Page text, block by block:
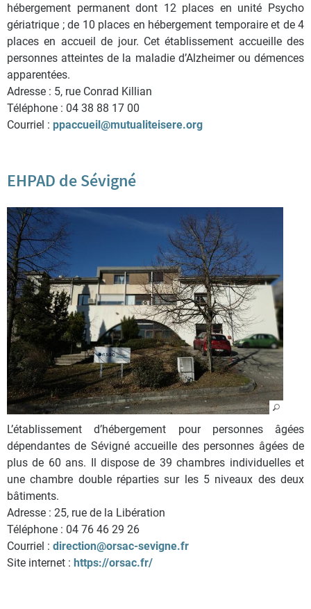
hébergement permanent dont 12 places en unité Psycho
gériatrique ; de 10 places en hébergement temporaire et de 4
places en accueil de jour. Cet établissement accueille des
personnes atteintes de la maladie d’Alzheimer ou démences
apparentées.
Adresse : 5, rue Conrad Killian
Téléphone : 04 38 88 17 00
Courriel : ppaccueil@mutualiteisere.org
EHPAD de Sévigné
L’établissement d’hébergement pour personnes âgées
dépendantes de Sévigné accueille des personnes âgées de
plus de 60 ans. Il dispose de 39 chambres individuelles et
une chambre double réparties sur les 5 niveaux des deux
bâtiments.
Adresse : 25, rue de la Libération
Téléphone : 04 76 46 29 26
Courriel : direction@orsac-sevigne.fr
Site internet : https://orsac.fr/